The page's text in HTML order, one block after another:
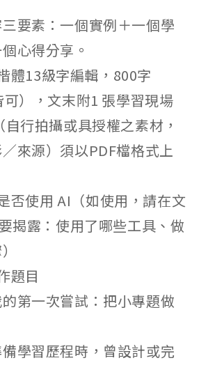
要素：一個實例＋一個學
心得分享。
體13級字編輯，800字
可），文末附1 張學習現場
行拍攝或具授權之素材，
來源）須以PDF檔格式上
否使用 AI（如使用，請在文
揭露：使用了哪些工具、做
題目
第一次嘗試：把小專題做
學習歷程時，曾設計或完